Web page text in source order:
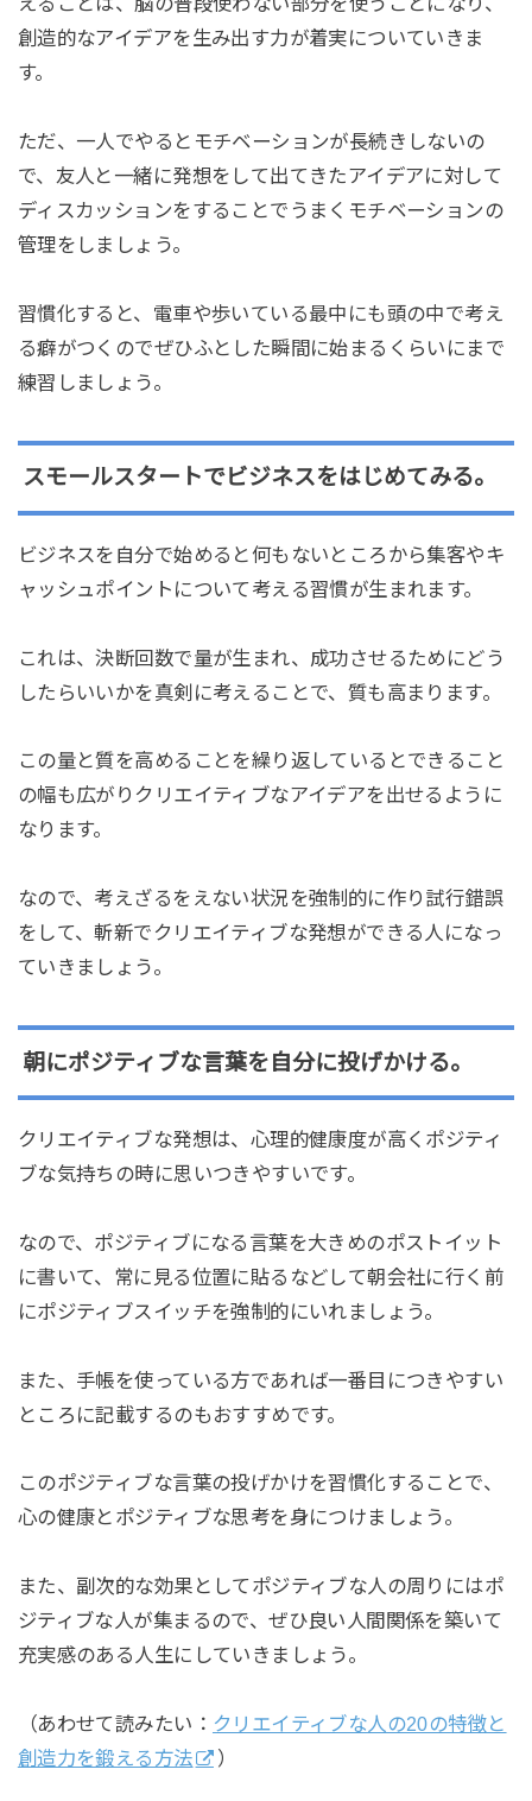
創造的なアイデアを生み出す力が着実についていきま
す。
ただ、一人でやるとモチベーションが長続きしないの
で、友人と一緒に発想をして出てきたアイデアに対して
ディスカッションをすることでうまくモチベーションの
管理をしましょう。
習慣化すると、電車や歩いている最中にも頭の中で考え
る癖がつくのでぜひふとした瞬間に始まるくらいにまで
練習しましょう。
スモールスタートでビジネスをはじめてみる。
ビジネスを自分で始めると何もないところから集客やキ
ャッシュポイントについて考える習慣が生まれます。
これは、決断回数で量が生まれ、成功させるためにどう
したらいいかを真剣に考えることで、質も高まります。
この量と質を高めることを繰り返しているとできること
の幅も広がりクリエイティブなアイデアを出せるように
なります。
なので、考えざるをえない状況を強制的に作り試行錯誤
をして、斬新でクリエイティブな発想ができる人になっ
ていきましょう。
朝にポジティブな言葉を自分に投げかける。
クリエイティブな発想は、心理的健康度が高くポジティ
ブな気持ちの時に思いつきやすいです。
なので、ポジティブになる言葉を大きめのポストイット
に書いて、常に見る位置に貼るなどして朝会社に行く前
にポジティブスイッチを強制的にいれましょう。
また、手帳を使っている方であれば一番目につきやすい
ところに記載するのもおすすめです。
このポジティブな言葉の投げかけを習慣化することで、
心の健康とポジティブな思考を身につけましょう。
また、副次的な効果としてポジティブな人の周りにはポ
ジティブな人が集まるので、ぜひ良い人間関係を築いて
充実感のある人生にしていきましょう。
（あわせて読みたい： クリエイティブな人の20の特徴と
創造力を鍛える方法
）